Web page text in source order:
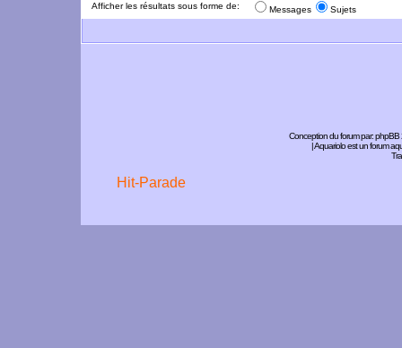
Afficher les résultats sous forme de: Messages Sujets
Conception du forum par:phpBB
| Aquariolo est un forum